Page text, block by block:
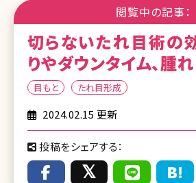
閲覧中の記事：
切らないたれ目術の
りやダウンタイム、腫
目もと たれ目形成
2024.02.15 更新
投稿をシェアする：